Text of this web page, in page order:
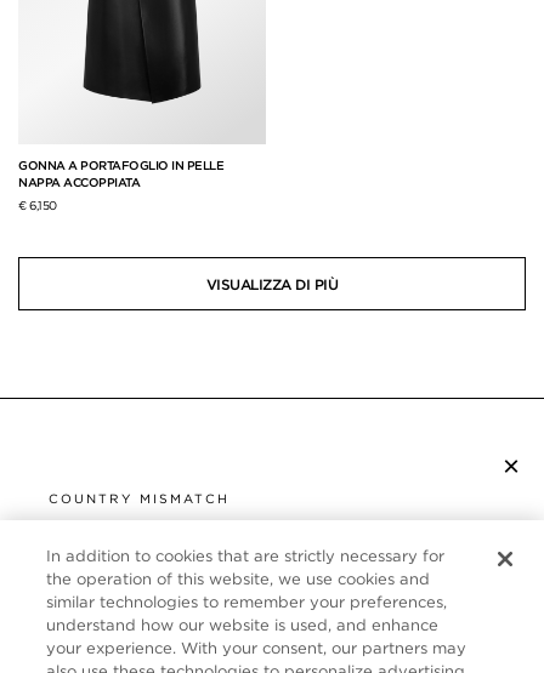
GONNA A PORTAFOGLIO IN PELLE
NAPPA ACCOPPIATA
€ 6,150
VISUALIZZA DI PIÙ
×
COUNTRY MISMATCH
UNITED STATES
It looks like you are visiting us from United States,
but you are currently browsing our Italia store.
Would you like to be redirected to your local site?
SERVIZIO CLIENTI
CHI SIAMO
In addition to cookies that are strictly necessary for
the operation of this website, we use cookies and
similar technologies to remember your preferences,
understand how our website is used, and enhance
your experience. With your consent, our partners may